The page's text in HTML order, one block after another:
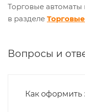
Торговые
в разделе
Вопросы и
Как оформить